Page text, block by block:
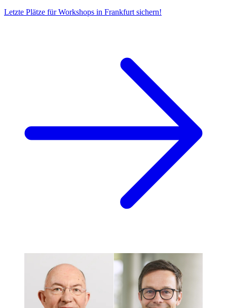
Letzte Plätze für Workshops in Frankfurt sichern!